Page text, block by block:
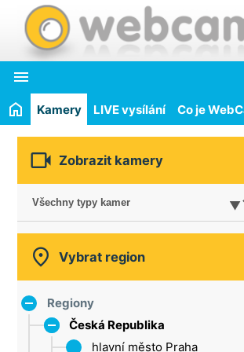

Kamery LIVE vysílání Co je
 Zobrazit kamery
 Vybrat region
Regiony
Česká Republika
hlavní město Praha